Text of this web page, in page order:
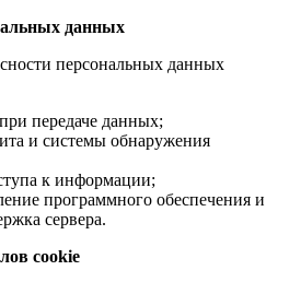
данных
персональных данных
передаче данных;
и системы обнаружения
к информации;
программного обеспечения и
сервера.
cookie